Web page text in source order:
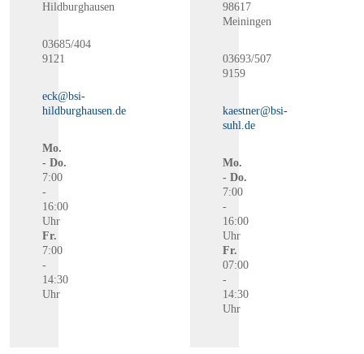
Hildburghausen
03685/404
9121
eck@bsi-
hildburghausen.de
Mo.
- Do.
7:00
-
16:00
Uhr
Fr.
7:00
-
14:30
Uhr
98617
Meiningen
03693/507
9159
kaestner@bsi-
suhl.de
Mo.
- Do.
7:00
-
16:00
Uhr
Fr.
07:00
-
14:30
Uhr